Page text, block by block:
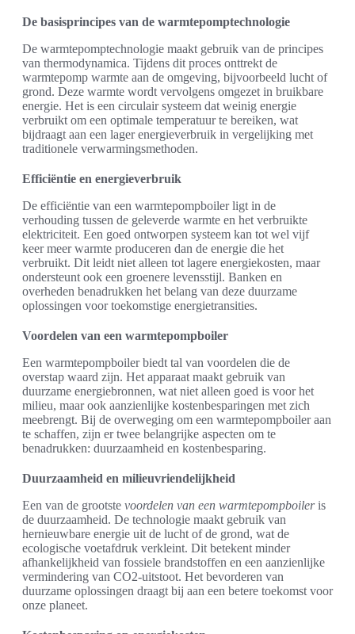
De basisprincipes van de warmtepomptechnologie
De warmtepomptechnologie maakt gebruik van de principes
van thermodynamica. Tijdens dit proces onttrekt de
warmtepomp warmte aan de omgeving, bijvoorbeeld lucht of
grond. Deze warmte wordt vervolgens omgezet in bruikbare
energie. Het is een circulair systeem dat weinig energie
verbruikt om een optimale temperatuur te bereiken, wat
bijdraagt aan een lager energieverbruik in vergelijking met
traditionele verwarmingsmethoden.
Efficiëntie en energieverbruik
De efficiëntie van een warmtepompboiler ligt in de
verhouding tussen de geleverde warmte en het verbruikte
elektriciteit. Een goed ontworpen systeem kan tot wel vijf
keer meer warmte produceren dan de energie die het
verbruikt. Dit leidt niet alleen tot lagere energiekosten, maar
ondersteunt ook een groenere levensstijl. Banken en
overheden benadrukken het belang van deze duurzame
oplossingen voor toekomstige energietransities.
Voordelen van een warmtepompboiler
Een warmtepompboiler biedt tal van voordelen die de
overstap waard zijn. Het apparaat maakt gebruik van
duurzame energiebronnen, wat niet alleen goed is voor het
milieu, maar ook aanzienlijke kostenbesparingen met zich
meebrengt. Bij de overweging om een warmtepompboiler aan
te schaffen, zijn er twee belangrijke aspecten om te
benadrukken: duurzaamheid en kostenbesparing.
Duurzaamheid en milieuvriendelijkheid
Een van de grootste voordelen van een warmtepompboileris
de duurzaamheid. De technologie maakt gebruik van
hernieuwbare energie uit de lucht of de grond, wat de
ecologische voetafdruk verkleint. Dit betekent minder
afhankelijkheid van fossiele brandstoffen en een aanzienlijke
vermindering van CO2-uitstoot. Het bevorderen van
duurzame oplossingen draagt bij aan een betere toekomst voor
onze planeet.